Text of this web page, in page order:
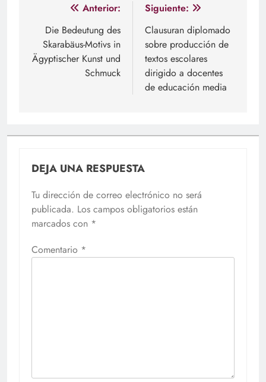
Navegación
de
entradas
Anterior:
Die Bedeutung des
Skarabäus-Motivs in
Ägyptischer Kunst und
Schmuck
Siguiente:
Clausuran diplomado
sobre producción de
textos escolares
dirigido a docentes
de educación media
DEJA UNA RESPUESTA
Tu dirección de correo electrónico no será
publicada. Los campos obligatorios están
marcados con *
Comentario *